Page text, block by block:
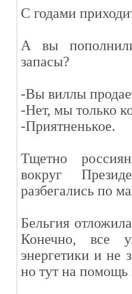
С годами
А вы
запасы?
-Вы виллы
-Нет, мы только
-Приятненькое.
Тщетно
вокруг
разбегались по
Бельгия
Конечно, все
энергетики и не
но тут на помощь